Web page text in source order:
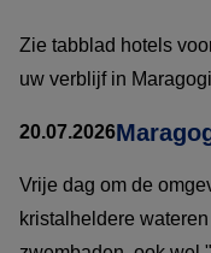
Zie tabblad hotels
uw verblijf in Maragogi
20.07.2026
Vrije dag om de
kristalheldere